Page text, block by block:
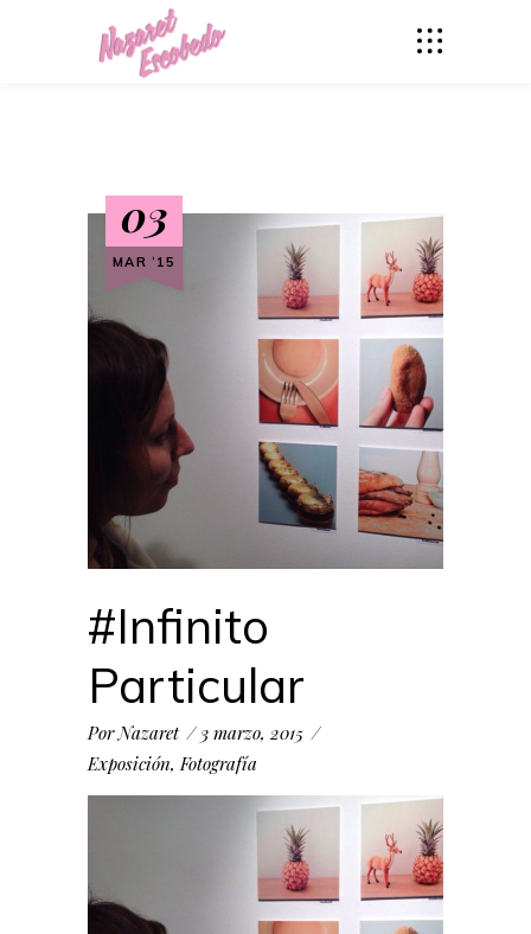
03
MAR ‘15
#Infinito
Particular
PorNazaret
3 marzo, 2015
Exposición,Fotografía